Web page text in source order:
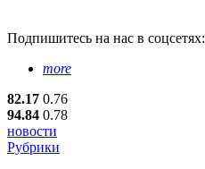
Подпишитесь на нас в соцсетях:
more
82.17 0.76
94.84 0.78
новости
Рубрики